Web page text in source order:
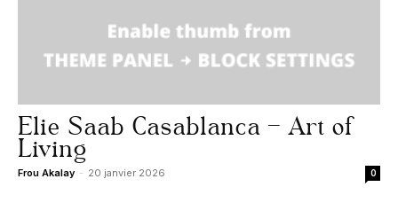
Elie Saab Casablanca – Art of
Living
Frou Akalay - 20 janvier 2026 0